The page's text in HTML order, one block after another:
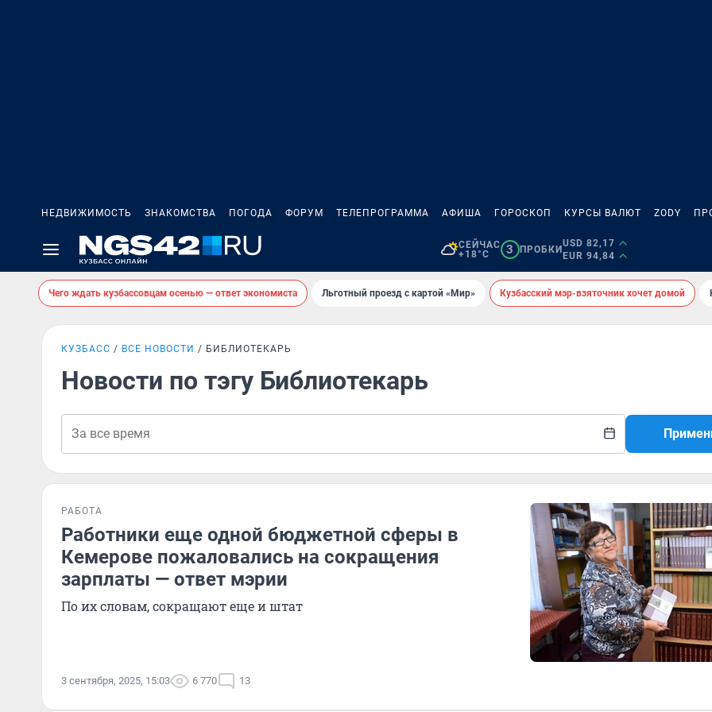
НЕДВИЖИМОСТЬ ЗНАКОМСТВА ПОГОДА ФОРУМ ТЕЛЕПРОГРАММА АФИША ГОРОСКОП КУРСЫ ВАЛЮТ ZODY
СЕЙЧАС
+18°C
3 ПРОБКИ
USD 82,17
EUR 94,84
Чего ждать кузбассовцам осенью — ответ экономиста Льготный проезд с картой «Мир» Кузбасский мэр-взяточник хочет домой
КУЗБАСС ВСЕ НОВОСТИ БИБЛИОТЕКАРЬ
Новости по тэгу Библиотекарь
РАБОТА
Работники еще одной бюджетной сферы в
Кемерове пожаловались на сокращения
зарплаты — ответ мэрии
По их словам, сокращают еще и штат
3 сентября, 2025, 15:03 6 770 13